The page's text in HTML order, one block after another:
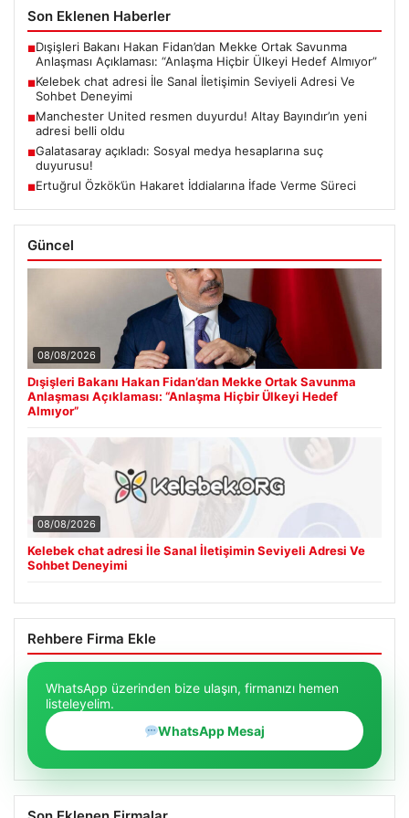
Son Eklenen Haberler
■Dışişleri Bakanı Hakan Fidan’dan Mekke Ortak Savunma
Anlaşması Açıklaması: “Anlaşma Hiçbir Ülkeyi Hedef Almıyor”
■Kelebek chat adresi İle Sanal İletişimin Seviyeli Adresi Ve
Sohbet Deneyimi
■Manchester United resmen duyurdu! Altay Bayındır’ın yeni
adresi belli oldu
■Galatasaray açıkladı: Sosyal medya hesaplarına suç
duyurusu!
■Ertuğrul Özkök’ün Hakaret İddialarına İfade Verme Süreci
Güncel
08/08/2026
Dışişleri Bakanı Hakan Fidan’dan Mekke Ortak Savunma
Anlaşması Açıklaması: “Anlaşma Hiçbir Ülkeyi Hedef
Almıyor”
08/08/2026
Kelebek chat adresi İle Sanal İletişimin Seviyeli Adresi Ve
Sohbet Deneyimi
Rehbere Firma Ekle
WhatsApp üzerinden bize ulaşın, firmanızı hemen
listeleyelim.
WhatsApp Mesaj